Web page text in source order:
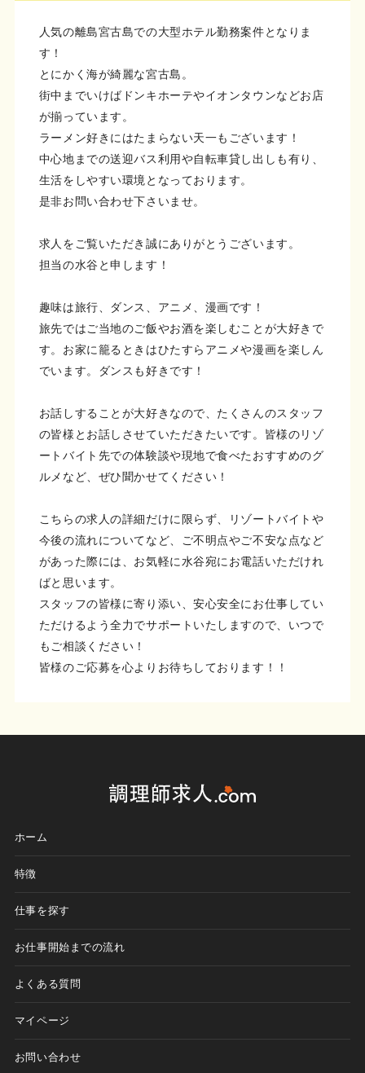
人気の離島宮古島での大型ホテル勤務案件となりま
す！
とにかく海が綺麗な宮古島。
街中までいけばドンキホーテやイオンタウンなどお店
が揃っています。
ラーメン好きにはたまらない天一もございます！
中心地までの送迎バス利用や自転車貸し出しも有り、
生活をしやすい環境となっております。
是非お問い合わせ下さいませ。
求人をご覧いただき誠にありがとうございます。
担当の水谷と申します！
趣味は旅行、ダンス、アニメ、漫画です！
旅先ではご当地のご飯やお酒を楽しむことが大好きで
す。お家に籠るときはひたすらアニメや漫画を楽しん
でいます。ダンスも好きです！
お話しすることが大好きなので、たくさんのスタッフ
の皆様とお話しさせていただきたいです。皆様のリゾ
ートバイト先での体験談や現地で食べたおすすめのグ
ルメなど、ぜひ聞かせてください！
こちらの求人の詳細だけに限らず、リゾートバイトや
今後の流れについてなど、ご不明点やご不安な点など
があった際には、お気軽に水谷宛にお電話いただけれ
ばと思います。
スタッフの皆様に寄り添い、安心安全にお仕事してい
ただけるよう全力でサポートいたしますので、いつで
もご相談ください！
皆様のご応募を心よりお待ちしております！！
ホーム
特徴
仕事を探す
お仕事開始までの流れ
よくある質問
マイページ
お問い合わせ